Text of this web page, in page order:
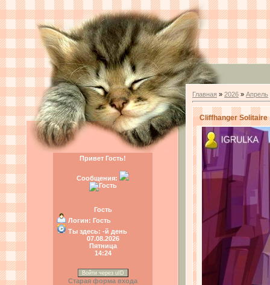
Привет Гость!
Сообщения:
Гость
Логин: Гость
Ты здесь: -й день
07.08.2026
Пятница
14:24
Войти через uID
Старая форма входа
Главная » 2026 » Апрель
Cliffhanger Solitaire